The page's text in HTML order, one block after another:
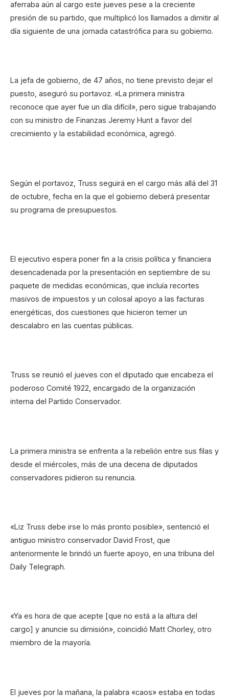
aferraba aún al cargo este jueves pese a la creciente
presión de su partido, que multiplicó los llamados a dimitir al
día siguiente de una jornada catastrófica para su gobierno.
La jefa de gobierno, de 47 años, no tiene previsto dejar el
puesto, aseguró su portavoz. «La primera ministra
reconoce que ayer fue un día difícil», pero sigue trabajando
con su ministro de Finanzas Jeremy Hunt a favor del
crecimiento y la estabilidad económica, agregó.
Según el portavoz, Truss seguirá en el cargo más allá del 31
de octubre, fecha en la que el gobierno deberá presentar
su programa de presupuestos.
El ejecutivo espera poner fin a la crisis política y financiera
desencadenada por la presentación en septiembre de su
paquete de medidas económicas, que incluía recortes
masivos de impuestos y un colosal apoyo a las facturas
energéticas, dos cuestiones que hicieron temer un
descalabro en las cuentas públicas.
Truss se reunió el jueves con el diputado que encabeza el
poderoso Comité 1922, encargado de la organización
interna del Partido Conservador.
La primera ministra se enfrenta a la rebelión entre sus filas y
desde el miércoles, más de una decena de diputados
conservadores pidieron su renuncia.
«Liz Truss debe irse lo más pronto posible», sentenció el
antiguo ministro conservador David Frost, que
anteriormente le brindó un fuerte apoyo, en una tribuna del
Daily Telegraph.
«Ya es hora de que acepte [que no está a la altura del
cargo] y anuncie su dimisión», coincidió Matt Chorley, otro
miembro de la mayoría.
El jueves por la mañana, la palabra «caos» estaba en todas